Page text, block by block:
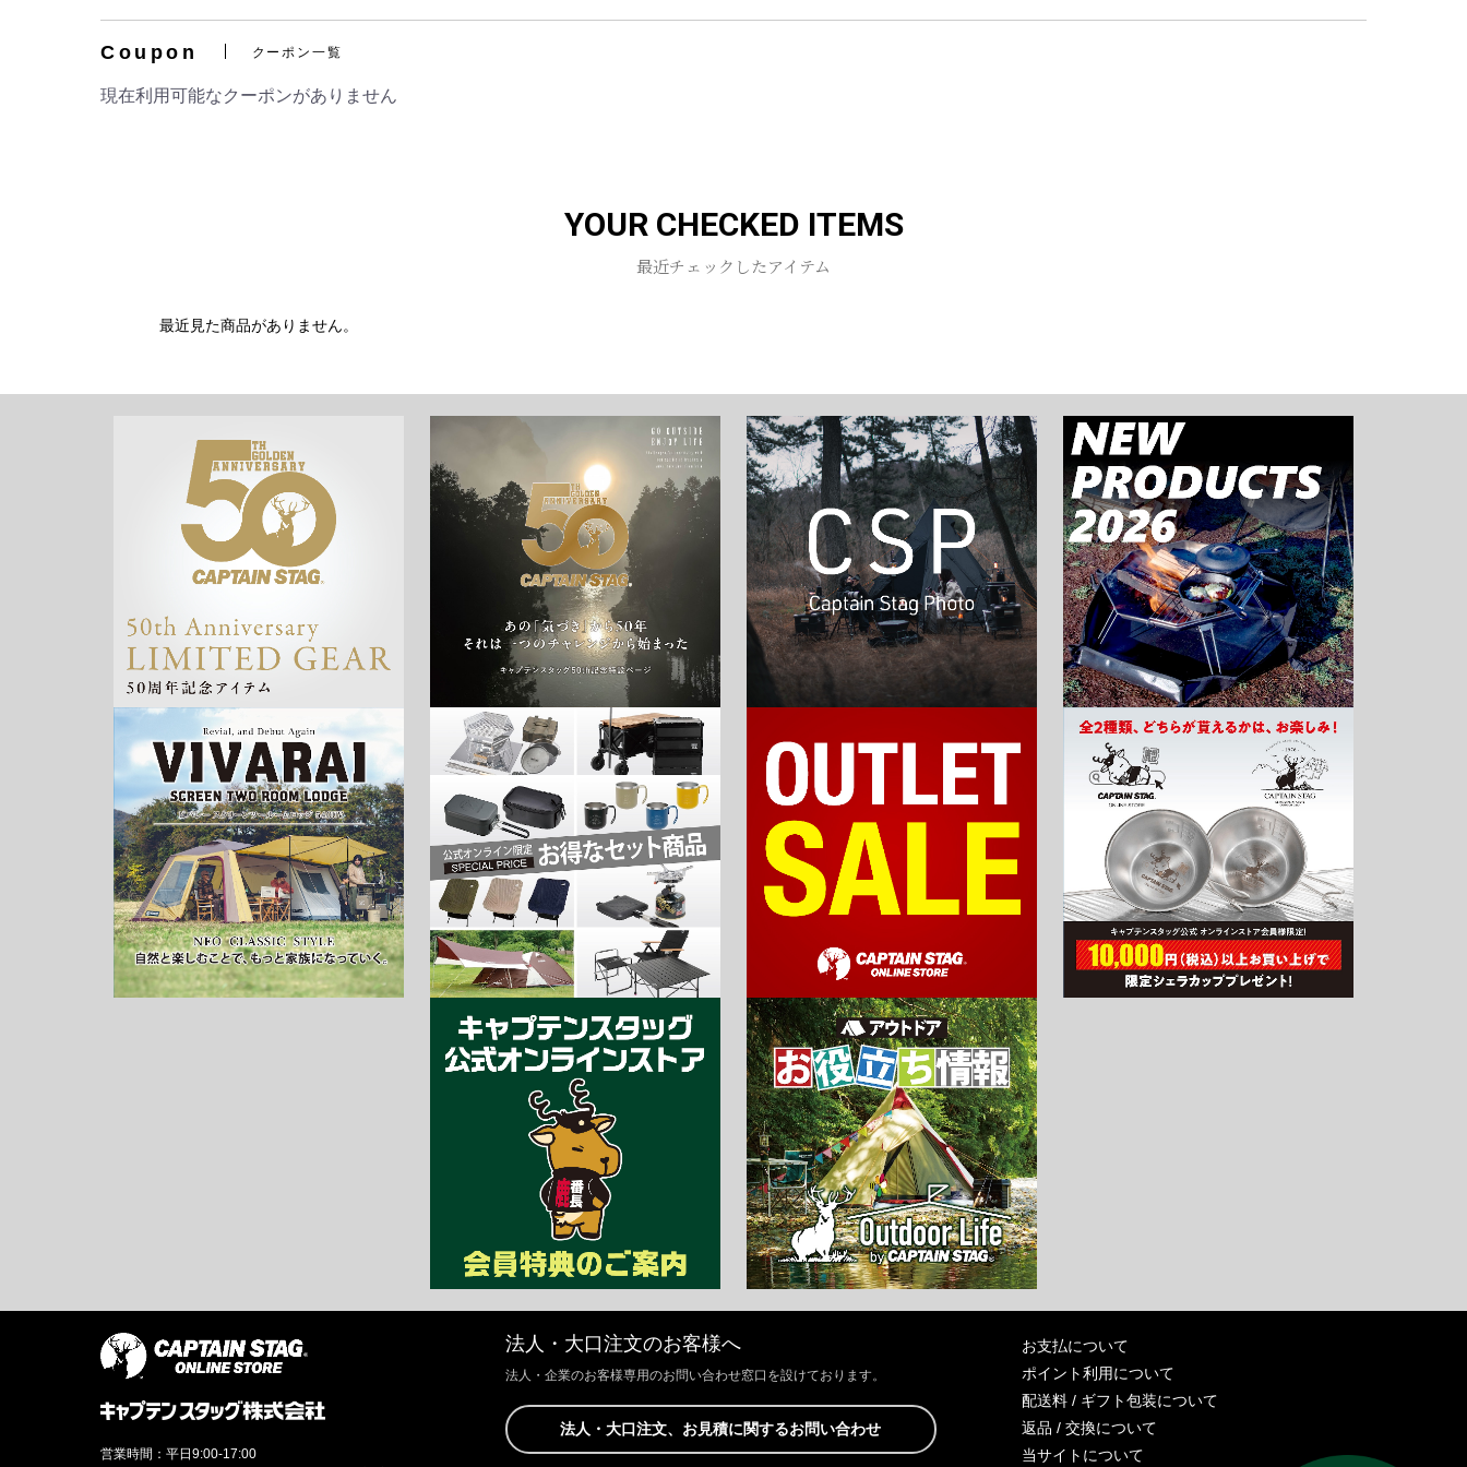
Coupon クーポン一覧
現在利用可能なクーポンがありません
YOUR CHECKED ITEMS
最近チェックしたアイテム
最近見た商品がありません。
法人・大口注文のお客様へ
法人・企業のお客様専用のお問い合わせ窓口を設けております。
法人・大口注文、お見積に関するお問い合わせ
お支払について
ポイント利用について
配送料 / ギフト包装について
返品 / 交換について
当サイトについて
営業時間：平日9:00-17:00